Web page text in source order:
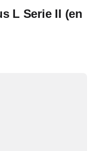
L Serie II (en